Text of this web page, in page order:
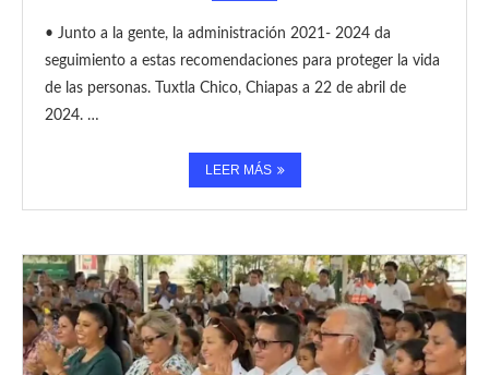
• Junto a la gente, la administración 2021- 2024 da
seguimiento a estas recomendaciones para proteger la vida
de las personas. Tuxtla Chico, Chiapas a 22 de abril de
2024. …
LEER MÁS